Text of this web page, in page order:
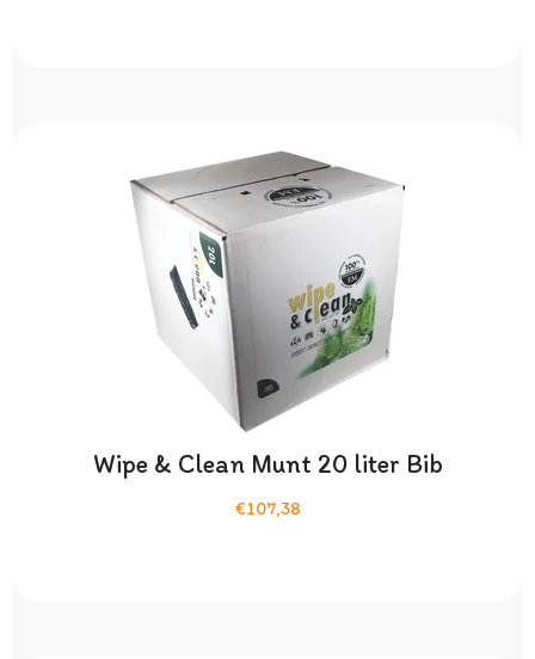
Wipe & Clean Munt 20 liter Bib
€107,38